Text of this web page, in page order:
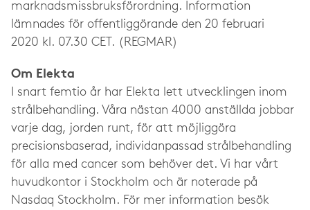
marknadsmissbruksförordning. Information
lämnades för offentliggörande den 20 februari
2020 kl. 07.30 CET. (REGMAR)
Om Elekta
I snart femtio år har Elekta lett utvecklingen inom
strålbehandling. Våra nästan 4000 anställda jobbar
varje dag, jorden runt, för att möjliggöra
precisionsbaserad, individanpassad strålbehandling
för alla med cancer som behöver det. Vi har vårt
huvudkontor i Stockholm och är noterade på
Nasdaq Stockholm. För mer information besök